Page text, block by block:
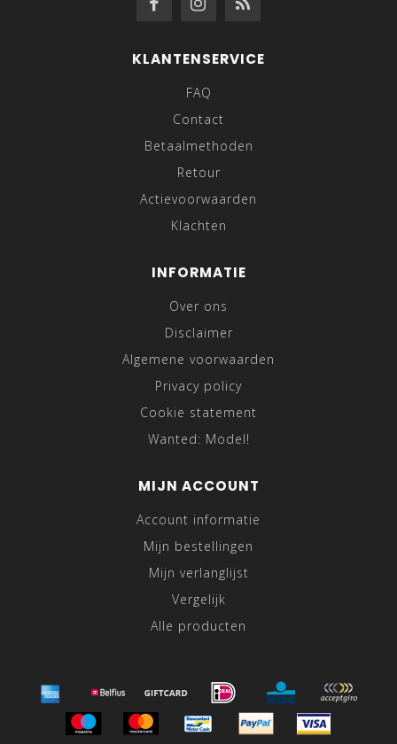
KLANTENSERVICE
FAQ
Contact
Betaalmethoden
Retour
Actievoorwaarden
Klachten
INFORMATIE
Over ons
Disclaimer
Algemene voorwaarden
Privacy policy
Cookie statement
Wanted: Model!
MIJN ACCOUNT
Account informatie
Mijn bestellingen
Mijn verlanglijst
Vergelijk
Alle producten